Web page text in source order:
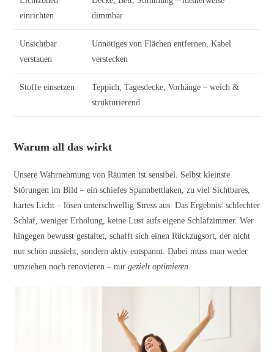
einrichten
dimmbar
Unsichtbar
verstauen
Unnötiges von Flächen entfernen, Kabel
verstecken
Stoffe einsetzen
Teppich, Tagesdecke, Vorhänge – weich &
strukturierend
Warum all das wirkt
Unsere Wahrnehmung von Räumen ist sensibel. Selbst kleinste
Störungen im Bild – ein schiefes Spannbettlaken, zu viel Sichtbares,
hartes Licht – lösen unterschwellig Stress aus. Das Ergebnis: schlechter
Schlaf, weniger Erholung, keine Lust aufs eigene Schlafzimmer. Wer
hingegen bewusst gestaltet, schafft sich einen Rückzugsort, der nicht
nur schön aussieht, sondern aktiv entspannt. Dabei muss man weder
umziehen noch renovieren – nurgezielt optimieren